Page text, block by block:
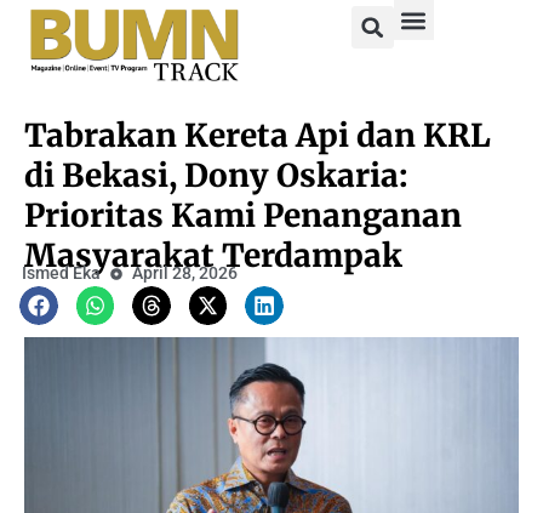
Tabrakan Kereta Api dan KRL
di Bekasi, Dony Oskaria:
Prioritas Kami Penanganan
Masyarakat Terdampak
Ismed Eka April 28, 2026